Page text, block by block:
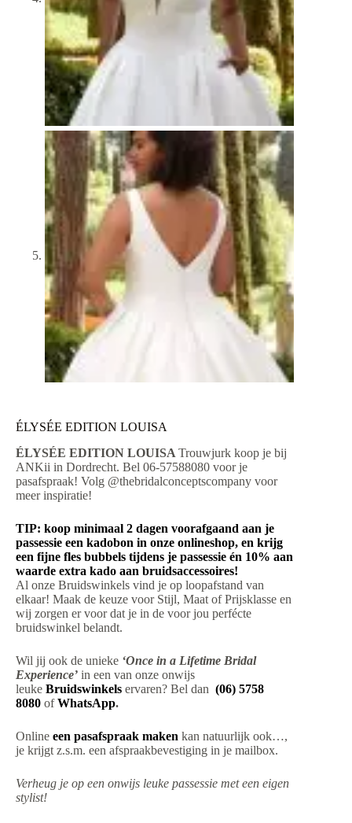
ÉLYSÉE EDITION LOUISA
ÉLYSÉE EDITION LOUISA Trouwjurk koop je bij
ANKii in Dordrecht. Bel 06-57588080 voor je
pasafspraak! Volg @thebridalconceptscompany voor
meer inspiratie!
TIP: koop minimaal 2 dagen voorafgaand aan je
passessie een kadobon in onze onlineshop, en krijg
een fijne fles bubbels tijdens je passessie én 10% aan
waarde extra kado aan bruidsaccessoires!
Al onze Bruidswinkels vind je op loopafstand van
elkaar! Maak de keuze voor Stijl, Maat of Prijsklasse en
wij zorgen er voor dat je in de voor jou perfécte
bruidswinkel belandt.
Wil jij ook de unieke ‘Once in a Lifetime Bridal
Experience’ in een van onze onwijs
leuke Bruidswinkels ervaren? Bel dan (06) 5758
8080 ofWhatsApp.
Online een pasafspraak maken kan natuurlijk ook…,
je krijgt z.s.m. een afspraakbevestiging in je mailbox.
Verheug je op een onwijs leuke passessie met een eigen
stylist!